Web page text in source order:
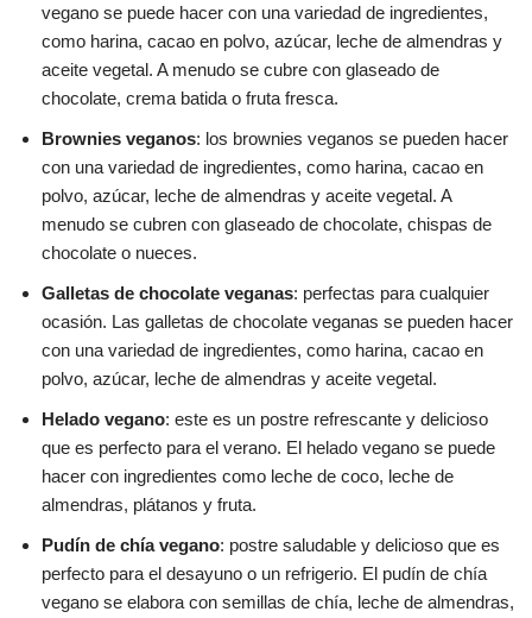
vegano se puede hacer con una variedad de ingredientes,
como harina, cacao en polvo, azúcar, leche de almendras y
aceite vegetal. A menudo se cubre con glaseado de
chocolate, crema batida o fruta fresca.
Brownies veganos: los brownies veganos se pueden hacer
con una variedad de ingredientes, como harina, cacao en
polvo, azúcar, leche de almendras y aceite vegetal. A
menudo se cubren con glaseado de chocolate, chispas de
chocolate o nueces.
Galletas de chocolate veganas: perfectas para cualquier
ocasión. Las galletas de chocolate veganas se pueden hacer
con una variedad de ingredientes, como harina, cacao en
polvo, azúcar, leche de almendras y aceite vegetal.
Helado vegano: este es un postre refrescante y delicioso
que es perfecto para el verano. El helado vegano se puede
hacer con ingredientes como leche de coco, leche de
almendras, plátanos y fruta.
Pudín de chía vegano: postre saludable y delicioso que es
perfecto para el desayuno o un refrigerio. El pudín de chía
vegano se elabora con semillas de chía, leche de almendras,